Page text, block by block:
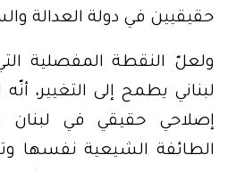
حقيقيين في دولة العدالة
ولعلّ النقطة المفصلية
لبناني يطمح إلى التغيير،
إصلاحي حقيقي في لبنان
الطائفة الشيعية نفسها